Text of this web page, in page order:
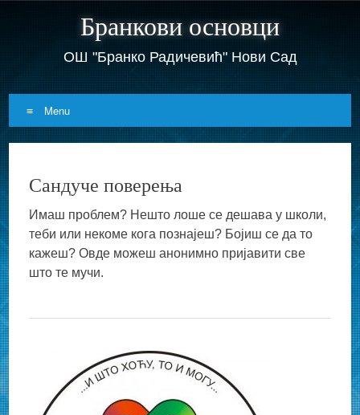
Бранкови основци
ОШ "Бранко Радичевић" Нови Сад
Menu
Skip
content
Сандуче поверења
Имаш проблем? Нешто лоше се дешава у школи,
теби или некоме кога познајеш? Бојиш се да то
кажеш? Овде можеш анонимно пријавити све
што те мучи.